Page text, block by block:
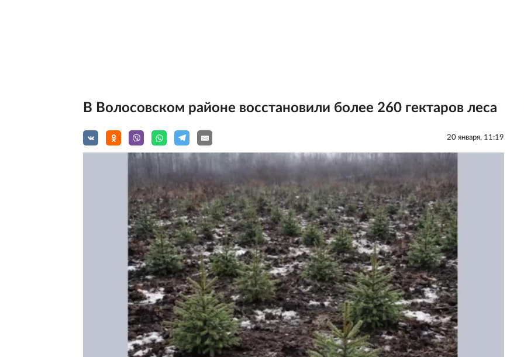
В Волосовском районе восстановили более 260 гектаров леса
20 января, 11:19